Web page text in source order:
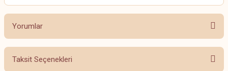
Yorumlar
Taksit Seçenekleri